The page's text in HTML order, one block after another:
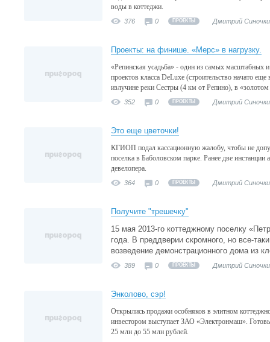
воды в коттеджи.
376 0 ПРОЕКТЫ Дмитрий
Проекты: на финише. «Мерс» в нагрузку.
«Репинская усадьба» - один из самых масштабных
проектов класса DeLuxe (строительство начато
излучине реки Сестры (4 км от Репино), в
352 0 ПРОЕКТЫ Дмитрий
Это еще цветочки!
КГИОП подал кассационную жалобу, чтобы не
поселка в Баболовском парке. Ранее две
девелопера.
364 0 ПРОЕКТЫ Дмитрий
Получите "трешечку"
15 мая 2013-го коттеджному поселку
года. В преддверии скромного, но все-
возведение демонстрационного дома из
389 0 ПРОЕКТЫ Дмитрий
Энколово, сэр!
Открылись продажи особняков в элитном
инвестором выступает ЗАО «Электронмаш».
25 млн до 55 млн рублей.